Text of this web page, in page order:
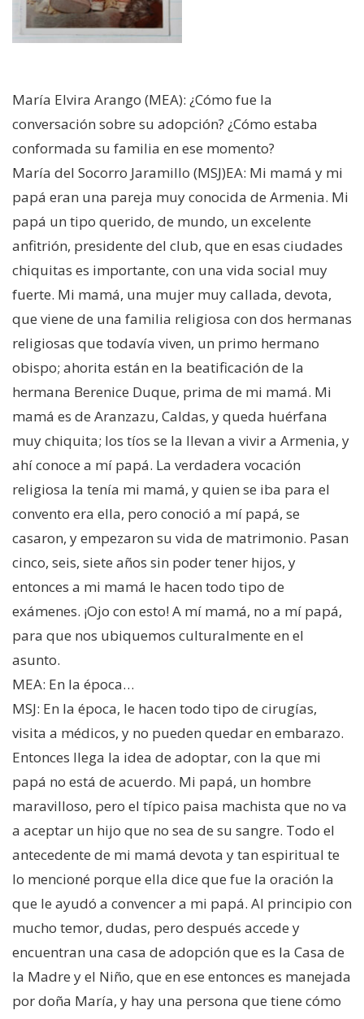
María Elvira Arango (MEA): ¿Cómo fue la
conversación sobre su adopción? ¿Cómo estaba
conformada su familia en ese momento?
María del Socorro Jaramillo (MSJ)EA: Mi mamá y mi
papá eran una pareja muy conocida de Armenia. Mi
papá un tipo querido, de mundo, un excelente
anfitrión, presidente del club, que en esas ciudades
chiquitas es importante, con una vida social muy
fuerte. Mi mamá, una mujer muy callada, devota,
que viene de una familia religiosa con dos hermanas
religiosas que todavía viven, un primo hermano
obispo; ahorita están en la beatificación de la
hermana Berenice Duque, prima de mi mamá. Mi
mamá es de Aranzazu, Caldas, y queda huérfana
muy chiquita; los tíos se la llevan a vivir a Armenia, y
ahí conoce a mí papá. La verdadera vocación
religiosa la tenía mi mamá, y quien se iba para el
convento era ella, pero conoció a mí papá, se
casaron, y empezaron su vida de matrimonio. Pasan
cinco, seis, siete años sin poder tener hijos, y
entonces a mi mamá le hacen todo tipo de
exámenes. ¡Ojo con esto! A mí mamá, no a mí papá,
para que nos ubiquemos culturalmente en el
asunto.
MEA: En la época…
MSJ: En la época, le hacen todo tipo de cirugías,
visita a médicos, y no pueden quedar en embarazo.
Entonces llega la idea de adoptar, con la que mi
papá no está de acuerdo. Mi papá, un hombre
maravilloso, pero el típico paisa machista que no va
a aceptar un hijo que no sea de su sangre. Todo el
antecedente de mi mamá devota y tan espiritual te
lo mencioné porque ella dice que fue la oración la
que le ayudó a convencer a mi papá. Al principio con
mucho temor, dudas, pero después accede y
encuentran una casa de adopción que es la Casa de
la Madre y el Niño, que en ese entonces es manejada
por doña María, y hay una persona que tiene cómo